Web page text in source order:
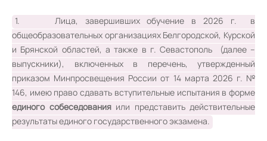
1. Лица, завершивших обучение в 2026 г. в
общеобразовательных организациях Белгородской, Курской
и Брянской областей, а также в г. Севастополь (далее –
выпускники), включенных в перечень, утвержденный
приказом Минпросвещения России от 14 марта 2026 г. №
146, имею право сдавать вступительные испытания в форме
единого собеседованияили представить действительные
результаты единого государственного экзамена.